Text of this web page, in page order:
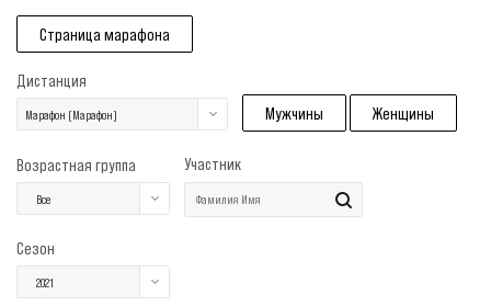
Страница марафона
Дистанция
Марафон (Марафон) Мужчины Женщины
Возрастная группа
Все
Участник
Сезон
2021